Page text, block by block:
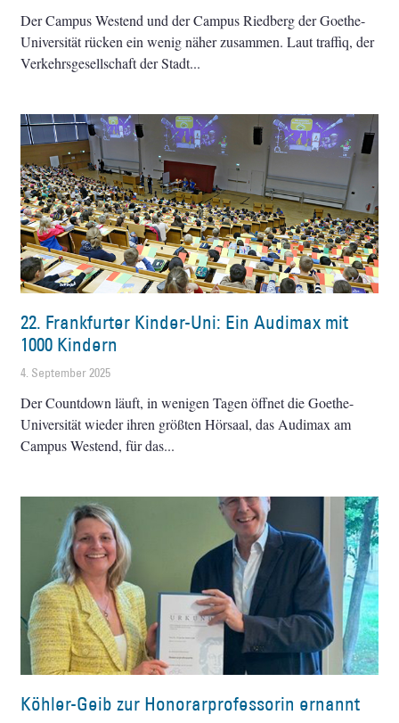
Der Campus Westend und der Campus Riedberg der Goethe-
Universität rücken ein wenig näher zusammen. Laut traffiq, der
Verkehrsgesellschaft der Stadt
22. Frankfurter Kinder-Uni: Ein Audimax mit
1000 Kindern
4. September 2025
Der Countdown läuft, in wenigen Tagen öffnet die Goethe-
Universität wieder ihren größten Hörsaal, das Audimax am
Campus Westend, für das
Köhler-Geib zur Honorarprofessorin ernannt